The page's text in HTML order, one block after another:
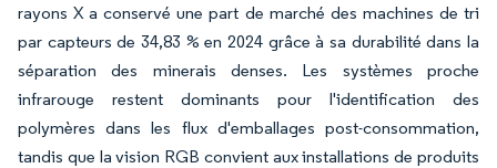
rayons X a conservé une part de marché des machines de tri
par capteurs de 34,83 % en 2024 grâce à sa durabilité dans la
séparation des minerais denses. Les systèmes proche
infrarouge restent dominants pour l'identification des
polymères dans les flux d'emballages post-consommation,
tandis que la vision RGB convient aux installations de produits